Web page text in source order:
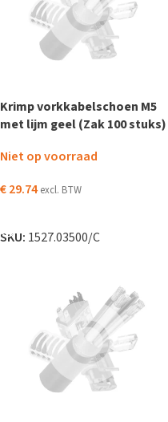
Krimp vorkkabelschoen M5
met lijm geel (Zak 100 stuks)
Niet op voorraad
€29.74 excl. BTW
SKU: 1527.03500/C